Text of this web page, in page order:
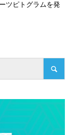
ツピトグラムを発